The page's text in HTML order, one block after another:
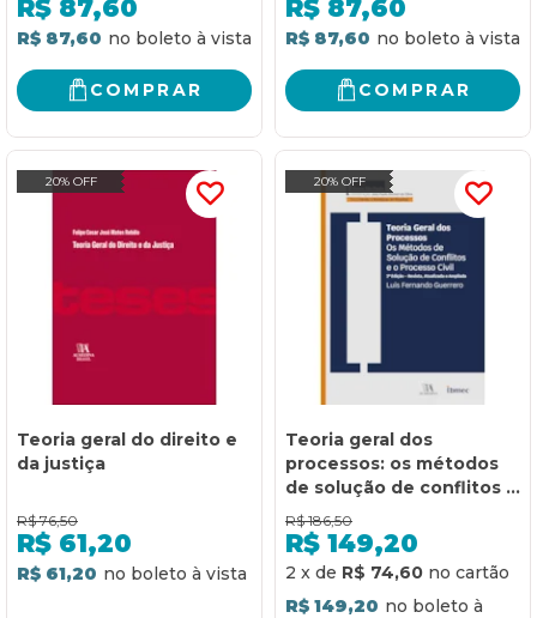
R$ 87,60
R$ 87,60
COMPRAR
R$ 87,60
R$ 87,60
COMPRAR
20% OFF
Teoria geral do direito e
da justiça
R$ 76,50
R$ 61,20
R$ 61,20
20% OFF
Teoria geral dos
processos: os métodos
de solução de conflitos e
o processo civil
R$ 186,50
R$ 149,20
2 x de R$ 74,60
R$ 149,20